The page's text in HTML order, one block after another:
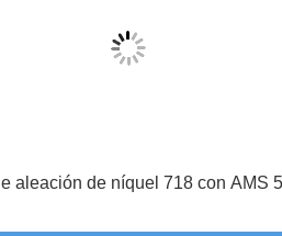
aleación de níquel 718 con AMS